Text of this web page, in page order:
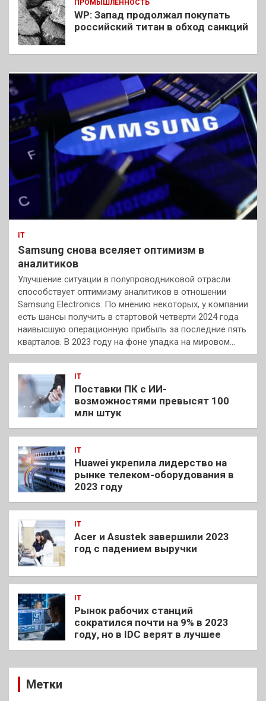
ПРОМЫШЛЕННОСТЬ
WP: Запад продолжал покупать
российский титан в обход санкций
IT
Samsung снова вселяет оптимизм в
аналитиков
Улучшение ситуации в полупроводниковой отрасли
способствует оптимизму аналитиков в отношении
Samsung Electronics. По мнению некоторых, у компании
есть шансы получить в стартовой четверти 2024 года
наивысшую операционную прибыль за последние пять
кварталов. В 2023 году на фоне упадка на мировом…
IT
Поставки ПК с ИИ-
возможностями превысят 100
млн штук
IT
Huawei укрепила лидерство на
рынке телеком-оборудования в
2023 году
IT
Acer и Asustek завершили 2023
год с падением выручки
IT
Рынок рабочих станций
сократился почти на 9% в 2023
году, но в IDC верят в лучшее
Метки